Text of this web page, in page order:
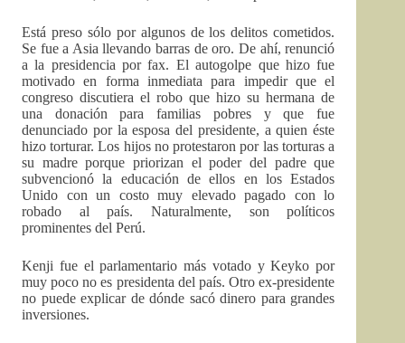
Está preso sólo por algunos de los delitos cometidos.
Se fue a Asia llevando barras de oro. De ahí, renunció
a la presidencia por fax. El autogolpe que hizo fue
motivado en forma inmediata para impedir que el
congreso discutiera el robo que hizo su hermana de
una donación para familias pobres y que fue
denunciado por la esposa del presidente, a quien éste
hizo torturar. Los hijos no protestaron por las torturas a
su madre porque priorizan el poder del padre que
subvencionó la educación de ellos en los Estados
Unido con un costo muy elevado pagado con lo
robado al país. Naturalmente, son políticos
prominentes del Perú.
Kenji fue el parlamentario más votado y Keyko por
muy poco no es presidenta del país. Otro ex-presidente
no puede explicar de dónde sacó dinero para grandes
inversiones.